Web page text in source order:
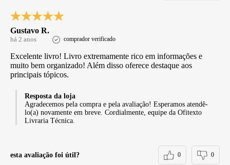
Gustavo R.
há 2 anos comprador verificado
Excelente livro! Livro extremamente rico em informações e
muito bem organizado! Além disso oferece destaque aos
principais tópicos.
Resposta da loja
Agradecemos pela compra e pela avaliação! Esperamos atendê-
lo(a) novamente em breve. Cordialmente, equipe da Ofitexto
Livraria Técnica.
esta avaliação foi útil? 0 0